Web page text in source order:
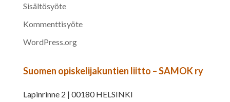
Sisältösyöte
Kommenttisyöte
WordPress.org
Suomen opiskelijakuntien liitto – SAMOK ry
Lapinrinne 2 | 00180 HELSINKI